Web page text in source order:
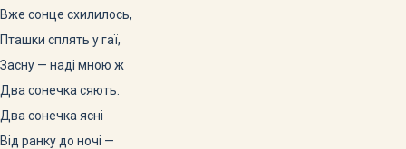
Вже сонце схилилось,
Пташки сплять у гаї,
Засну — наді мною ж
Два сонечка сяють.
Два сонечка ясні
Від ранку до ночі —